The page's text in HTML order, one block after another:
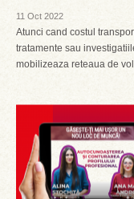
11 Oct 2022
Atunci cand costul
tratamente sau
mobilizeaza reteaua de